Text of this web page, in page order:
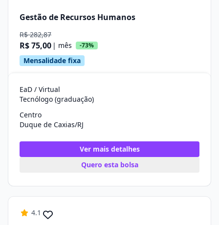
Gestão de Recursos Humanos
R$ 282,87
R$ 75,00 | mês -73%
Mensalidade fixa
EaD / Virtual
Tecnólogo (graduação)
Centro
Duque de Caxias/RJ
Ver mais detalhes
Quero esta bolsa
4.1